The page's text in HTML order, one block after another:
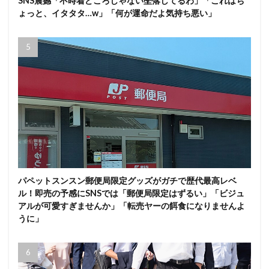
ょっと、イタタタ…w」「何が運命だよ気持ち悪い」
パペットスンスン郵便局限定グッズがガチで歴代最高レベ
ル！即売の予感にSNSでは「郵便局限定はずるい」「ビジュ
アルが可愛すぎませんか」「転売ヤーの餌食になりませんよ
うに」